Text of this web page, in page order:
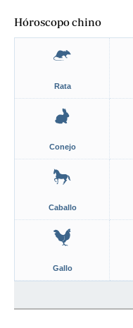
Hóroscopo chino
Rata
Conejo
Caballo
Gallo